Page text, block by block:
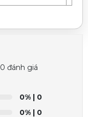
0 đánh giá
0% | 0
0% | 0